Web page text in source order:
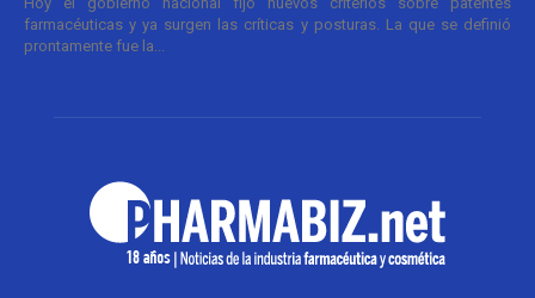
farmacéuticas y ya surgen las críticas y posturas. La que se definió
prontamente fue la...